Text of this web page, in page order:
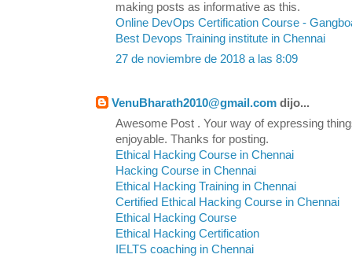
making posts as informative as this.
Online DevOps Certification Course -
Best Devops Training institute in Chennai
27 de noviembre de 2018 a las 8:09
VenuBharath2010@gmail.com dijo...
Awesome Post . Your way of expressing
enjoyable. Thanks for posting.
Ethical Hacking Course in Chennai
Hacking Course in Chennai
Ethical Hacking Training in Chennai
Certified Ethical Hacking Course in Chennai
Ethical Hacking Course
Ethical Hacking Certification
IELTS coaching in Chennai